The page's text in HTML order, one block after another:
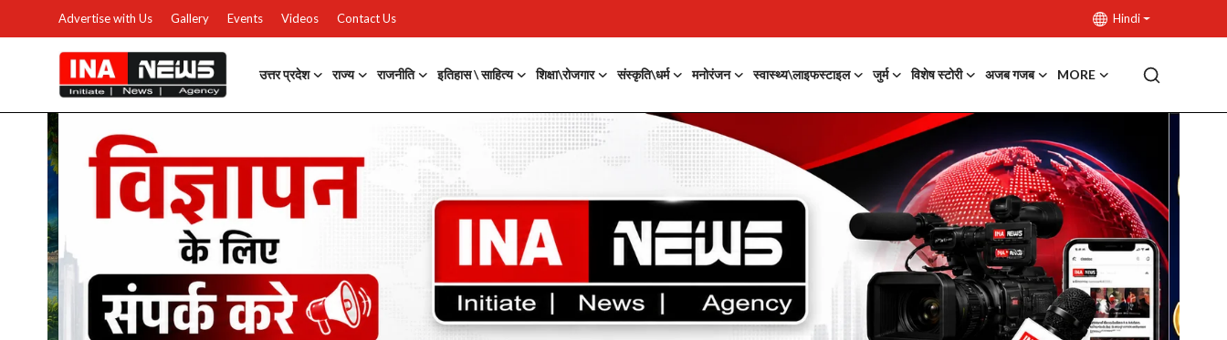
Advertise with Us Gallery Events Videos Contact Us Hindi
उत्तर प्रदेश राज्य राजनीति इतिहास \ साहित्य शिक्षा\रोजगार संस्कृति\धर्म मनोरंजन स्वास्थ्य\लाइफस्टाइल जुर्म विशेष स्टोरी अजब गजब MORE
उत्तर प्रदेश
Advertise with Us
Events
Gallery
राजनीति